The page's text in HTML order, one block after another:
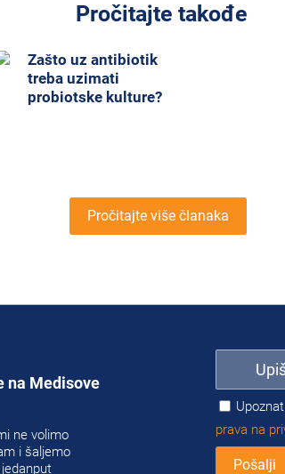
Pročitajte takođe
Zašto uz antibiotik
treba uzimati
probiotske kulture?
Pročitajte više članaka
na Medisove
ne volimo
i šaljemo
prava na